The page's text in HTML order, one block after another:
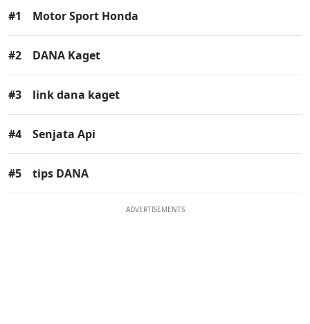
#1 Motor Sport Honda
#2 DANA Kaget
#3 link dana kaget
#4 Senjata Api
#5 tips DANA
ADVERTISEMENTS